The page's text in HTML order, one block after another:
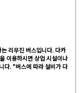
리무진 버스입니다. 다카
이용하시면 상업 시설이나
다. *버스에 따라 설비가 다